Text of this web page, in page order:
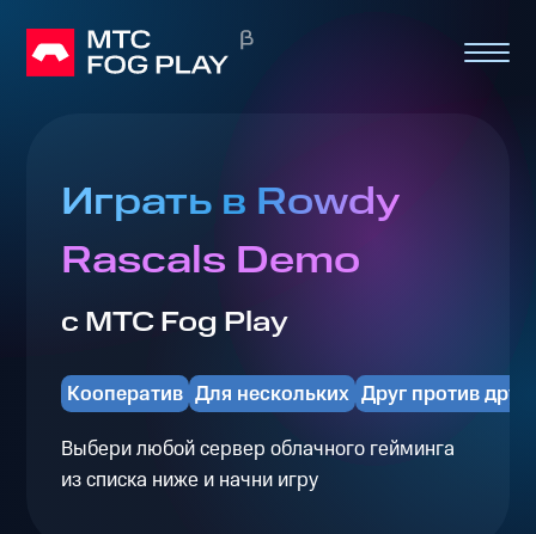
Играть в Rowdy
Rascals Demo
с МТС Fog Play
Кооператив Для нескольких Друг против
Выбери любой сервер облачного гейминга
из списка ниже и начни игру